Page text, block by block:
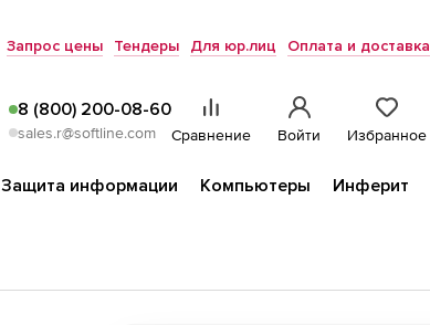
Запрос цены Тендеры Для юр.лиц Оплата и доставка
8 (800) 200-08-60
sales.r@softline.com Сравнение Войти Избранное
Защита информации Компьютеры Инферит